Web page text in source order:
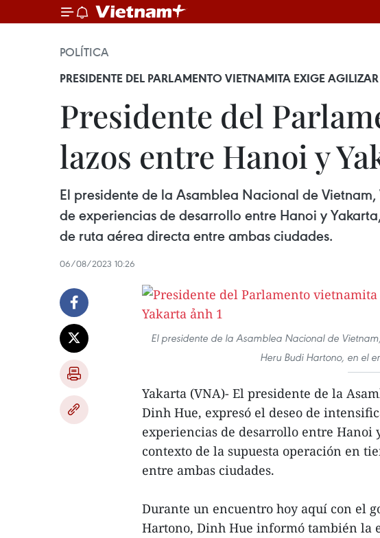
POLÍTICA
PRESIDENTE DEL PARLAMENTO VIETNAMITA EXIGE
Presidente del
lazos entre Hanoi y
El presidente de la Asamblea Nacional de
de experiencias de desarrollo entre Hanoi y
de ruta aérea directa entre ambas ciudades.
06/08/2023 10:26
El presidente de la Asamblea Nacional de
Heru Budi Hartono, en el
Yakarta (VNA)- El presidente de la
Dinh Hue, expresó el deseo de
experiencias de desarrollo entre Hanoi
contexto de la supuesta operación en
entre ambas ciudades.
Durante un encuentro hoy aquí con el
Hartono, Dinh Hue informó también la